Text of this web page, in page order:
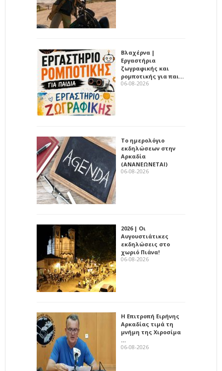
Βλαχέρνα |
Εργαστήρια
ζωγραφικής και
ρομποτικής για παι…
06-08-2026
Το ημερολόγιο
εκδηλώσεων στην
Αρκαδία
(ΑΝΑΝΕΩΝΕΤΑΙ)
06-08-2026
2026 | Οι
Αυγουστιάτικες
εκδηλώσεις στο
χωριό Πιάνα!
06-08-2026
Η Επιτροπή Ειρήνης
Αρκαδίας τιμά τη
μνήμη της Χιροσίμα
…
06-08-2026